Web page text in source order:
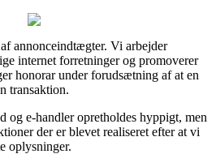
annonceindtægter. Vi arbejder
internet forretninger og promoverer
honorar under forudsætning af at en
transaktion.
og e-handler opretholdes hyppigt, men
der er blevet realiseret efter at vi
oplysninger.